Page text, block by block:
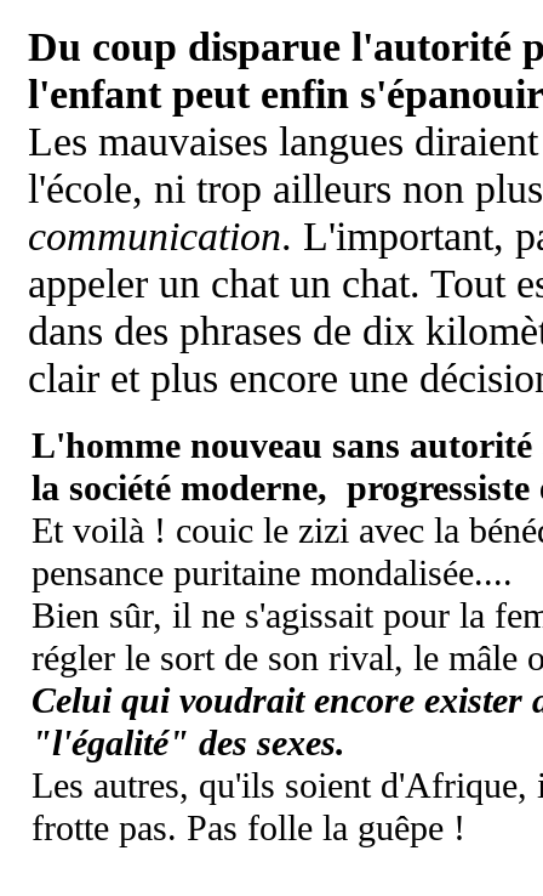
Du coup disparue l'autorité
l'enfant peut enfin
Les mauvaises langues
l'école, ni trop ailleurs non
communication. L'important,
appeler un chat un chat. Tout
dans des phrases de dix
clair et plus encore une
L'homme nouveau sans
la société moderne, progressiste
Et voilà ! couic le zizi avec la
pensance puritaine mondalisée....
Bien sûr, il ne s'agissait pour la
régler le sort de son rival, le mâle
Celui qui voudrait encore exister
"l'égalité" des sexes.
Les autres, qu'ils soient d'Afrique,
frotte pas. Pas folle la guêpe !